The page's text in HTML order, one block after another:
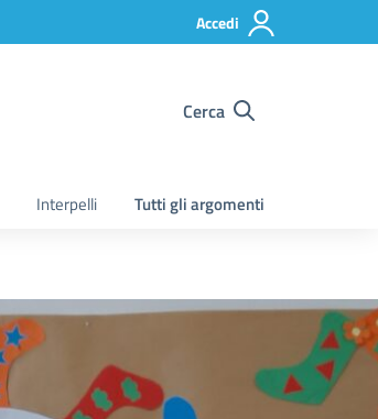
Accedi
Cerca
Interpelli Tutti gli argomenti